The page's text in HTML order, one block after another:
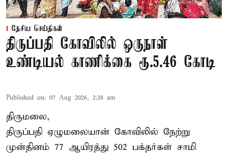
தேசிய செய்திகள்
திருப்பதி கோவிலில் ஒருநாள்
உண்டியல் காணிக்கை ரூ.5.46 கோடி
Published on: 07 Aug 2026, 2:28 am
திருமலை,
திருப்பதி ஏழுமலையான் கோவிலில் நேற்று
முன்தினம் 77 ஆயிரத்து 502 பக்தர்கள் சாமி